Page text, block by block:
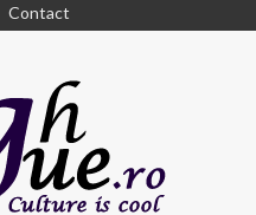
Contact